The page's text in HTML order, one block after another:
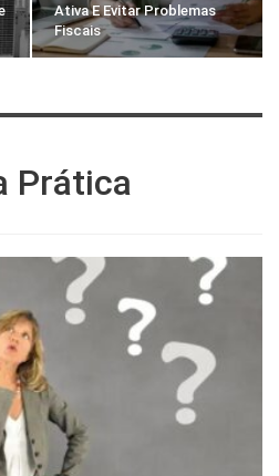
Ativa E Evitar Problemas
Fiscais
Prática